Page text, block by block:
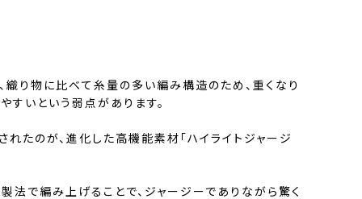
り物に比べて糸量の多い編み構造のため、重くなり
すいという弱点があります。
たのが、進化した高機能素材「ハイライトジャージ
法で編み上げることで、ジャージーでありながら驚く